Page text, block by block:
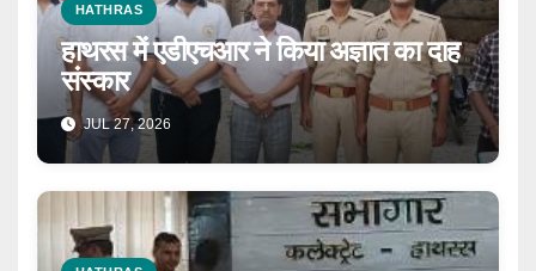
HATHRAS
हाथरस में एडीएचआर ने किया अज्ञात का दाह
संस्कार
JUL 27, 2026